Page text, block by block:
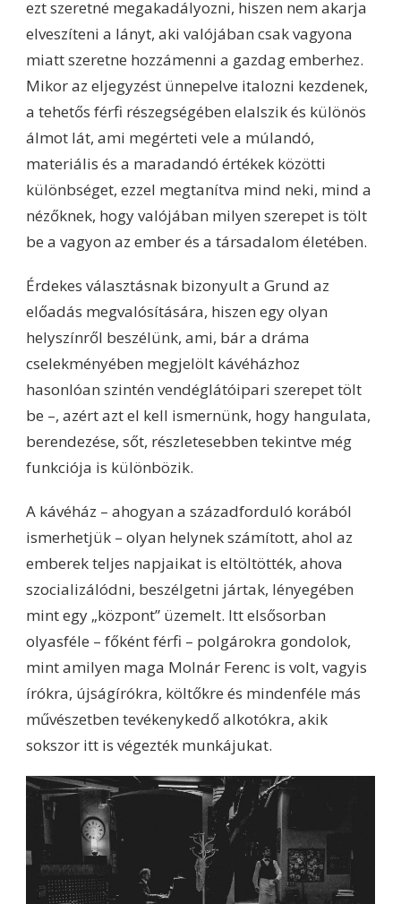
ezt szeretné megakadályozni, hiszen nem akarja
elveszíteni a lányt, aki valójában csak vagyona
miatt szeretne hozzámenni a gazdag emberhez.
Mikor az eljegyzést ünnepelve italozni kezdenek,
a tehetős férfi részegségében elalszik és különös
álmot lát, ami megérteti vele a múlandó,
materiális és a maradandó értékek közötti
különbséget, ezzel megtanítva mind neki, mind a
nézőknek, hogy valójában milyen szerepet is tölt
be a vagyon az ember és a társadalom életében.
Érdekes választásnak bizonyult a Grund az
előadás megvalósítására, hiszen egy olyan
helyszínről beszélünk, ami, bár a dráma
cselekményében megjelölt kávéházhoz
hasonlóan szintén vendéglátóipari szerepet tölt
be –, azért azt el kell ismernünk, hogy hangulata,
berendezése, sőt, részletesebben tekintve még
funkciója is különbözik.
A kávéház – ahogyan a századforduló korából
ismerhetjük – olyan helynek számított, ahol az
emberek teljes napjaikat is eltöltötték, ahova
szocializálódni, beszélgetni jártak, lényegében
mint egy „központ” üzemelt. Itt elsősorban
olyasféle – főként férfi – polgárokra gondolok,
mint amilyen maga Molnár Ferenc is volt, vagyis
írókra, újságírókra, költőkre és mindenféle más
művészetben tevékenykedő alkotókra, akik
sokszor itt is végezték munkájukat.